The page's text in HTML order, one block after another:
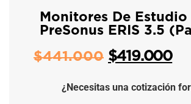
Monitores De Estudio
PreSonus ERIS 3.5
$441.000 $419.000
¿Necesitas una cotización